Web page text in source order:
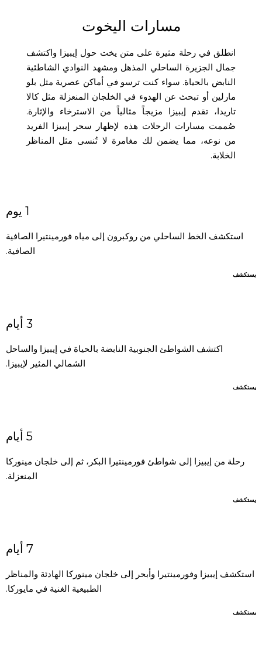
مسارات اليخوت
انطلق في رحلة مثيرة على متن يخت حول إيبيزا واكتشف
جمال الجزيرة الساحلي المذهل ومشهد النوادي الشاطئية
النابض بالحياة. سواء كنت ترسو في أماكن عصرية مثل بلو
مارلين أو تبحث عن الهدوء في الخلجان المنعزلة مثل كالا
تاريدا، تقدم إيبيزا مزيجاً مثالياً من الاسترخاء والإثارة.
صُممت مسارات الرحلات هذه لإظهار سحر إيبيزا الفريد
من نوعه، مما يضمن لك مغامرة لا تُنسى مثل المناظر
الخلابة.
1 يوم
استكشف الخط الساحلي من روكبرون إلى مياه فورمينتيرا الصافية
الصافية.
يستكشف
3 أيام
اكتشف الشواطئ الجنوبية النابضة بالحياة في إيبيزا والساحل
الشمالي المثير لإيبيزا.
يستكشف
5 أيام
رحلة من إيبيزا إلى شواطئ فورمينتيرا البكر، ثم إلى خلجان مينوركا
المنعزلة.
يستكشف
7 أيام
استكشف إيبيزا وفورمينتيرا وأبحر إلى خلجان مينوركا الهادئة والمناظر
الطبيعية الغنية في مايوركا.
يستكشف